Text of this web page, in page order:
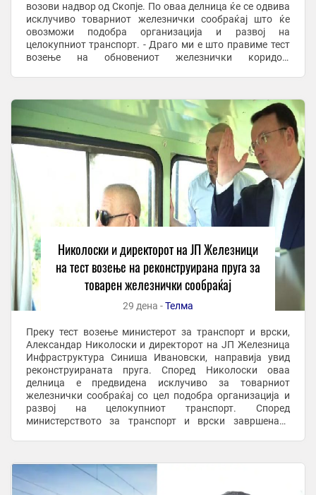
возови надвор од Скопје. По оваа делница ќе се одвива
исклучиво товарниот железнички сообраќај што ќе
овозможи подобра организација и развој на
целокупниот транспорт. - Драго ми е што правиме тест
возење на обновениот железнички коридор,
Николоски и директорoт на ЈП Железници
на тест возење на реконструирана пруга за
товарен железнички сообраќај
29 дена -Телма
Преку тест возење министерот за транспорт и врски,
Александар Николоски и директорот на ЈП Железница
Инфраструктура Синиша Ивановски, направија увид
реконструираната пруга. Според Николоски оваа
делница е предвидена исклучиво за товарниот
железнички сообраќај со цел подобра организација и
развој на целокупниот транспорт. Според
министерството за транспорт и врски завршената